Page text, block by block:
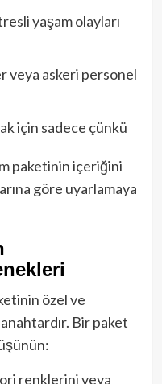
yaşam olayları
veya askeri personel
için sadece çünkü
paketinin içeriğini
göre uyarlamaya
özel ve
Bir paket
renklerini veya